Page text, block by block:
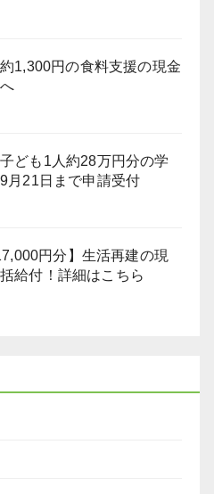
約1,300円の食料支援の現金
子ども1人約28万円分の学
月21日まで申請受付
円分】生活再建の現
給付！詳細はこちら